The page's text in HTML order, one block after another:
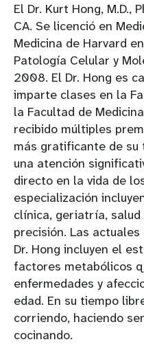
El Dr. Kurt Hong, M.D.,
CA. Se licenció en
Medicina de Harvard
Patología Celular y
2008. El Dr. Hong es
imparte clases en la
la Facultad de
recibido múltiples
más gratificante de
una atención
directo en la vida de
especialización
clínica, geriatría,
precisión. Las
Dr. Hong incluyen el
factores metabólicos
enfermedades y
edad. En su tiempo
corriendo, haciendo
cocinando.